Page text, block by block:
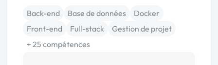
Back-end Base de données
Docker
Front-end
Full-stack
Gestion de projet
+ 25 compétences